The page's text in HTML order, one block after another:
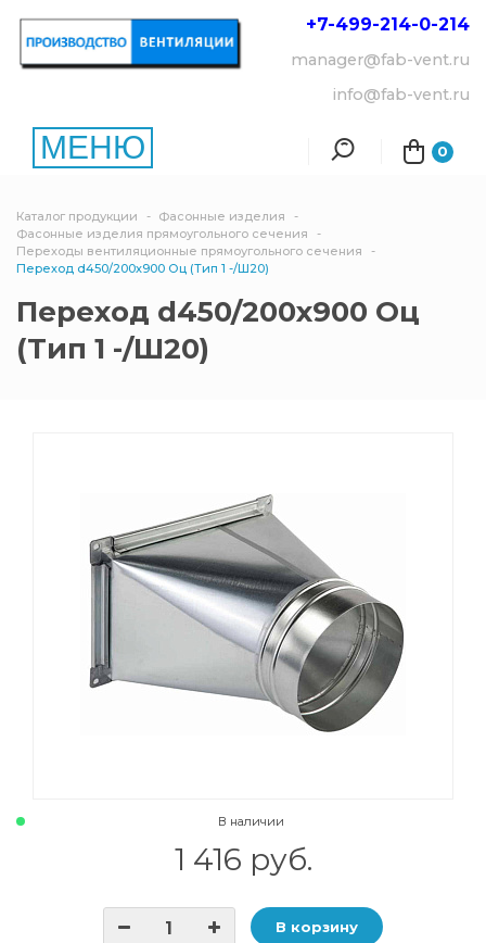
МЕНЮ 0
+7-499-214-0-214
manager@fab-vent.ru
info@fab-vent.ru
Каталог продукции
Фасонные изделия
Фасонные изделия прямоугольного сечения
Переходы вентиляционные прямоугольного сечения
Переход d450/200х900 Оц (Тип 1 -/Ш20)
Переход d450/200х900 Оц
(Тип 1 -/Ш20)
В наличии
1 416 руб.
В корзину